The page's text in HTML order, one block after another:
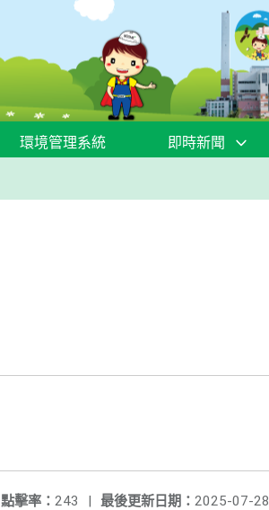
環境管理系統 即時新聞
最後更新日期： 2025-07-28
點擊率： 243 |